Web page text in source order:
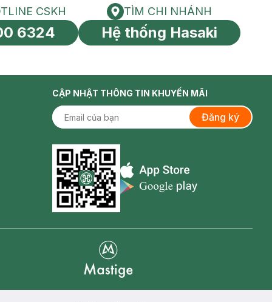
toàn cầu
HOTLINE CSKH
CSKH
6324
Tìm chi nhánh
TÌM CHI NHÁNH
Hệ thống Hasaki
CẬP NHẬT THÔNG TIN KHUYẾN MÃI
Đăng ký
Appstore icon